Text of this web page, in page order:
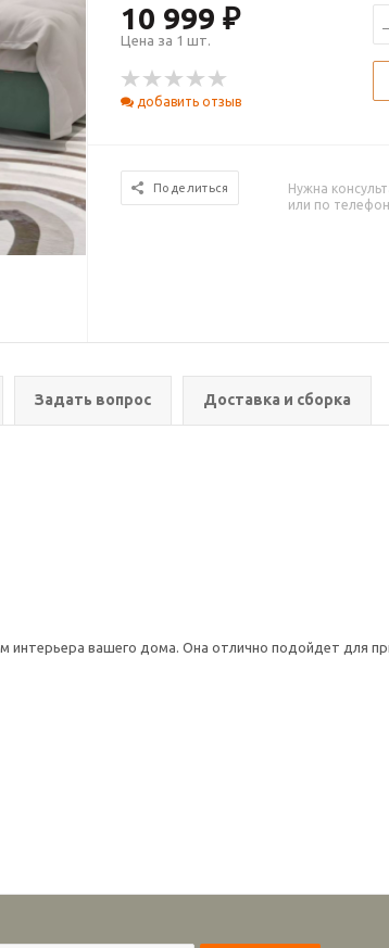
10 999 ₽
Цена за 1 шт.
добавить отзыв
Поделиться Нужна
или по
Задать вопрос Доставка и сборка
вашего дома. Она отлично подойдет для